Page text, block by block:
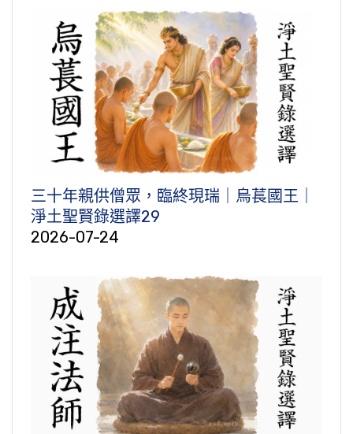
三十年親供僧眾，臨終現瑞｜烏萇國王｜
淨土聖賢錄選譯29
2026-07-24